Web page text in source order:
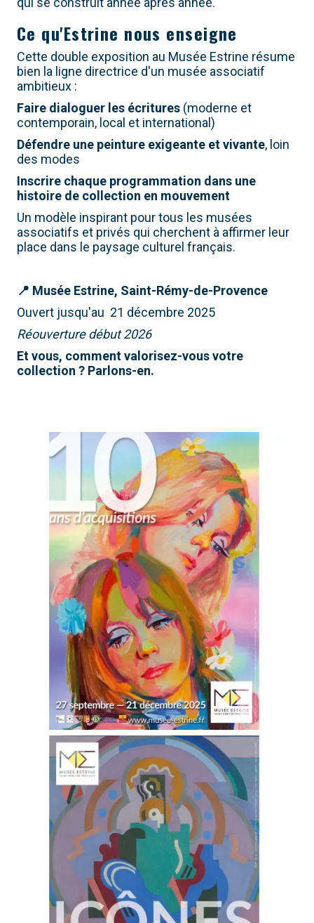
Ce qu'Estrine nous enseigne
Cette double exposition au Musée Estrine résume
bien la ligne directrice d'un musée associatif
ambitieux :
Faire dialoguer les écritures (moderne et
contemporain, local et international)
Défendre une peinture exigeante et vivante, loin
des modes
Inscrire chaque programmation dans une
histoire de collection en mouvement
Un modèle inspirant pour tous les musées
associatifs et privés qui cherchent à affirmer leur
place dans le paysage culturel français.
📍 Musée Estrine, Saint-Rémy-de-Provence
Ouvert jusqu'au 21 décembre 2025
Réouverture début 2026
Et vous, comment valorisez-vous votre
collection ? Parlons-en.